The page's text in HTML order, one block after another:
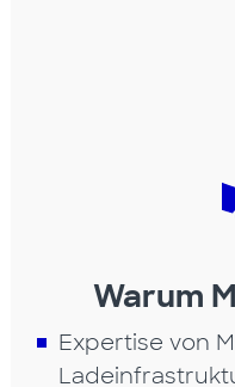
Warum
Expertise von